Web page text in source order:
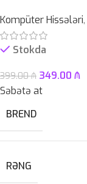
Kompüter Hissələri,
Stokda
399.00₼ 349.00 ₼
Səbətə at
BREND
RƏNG